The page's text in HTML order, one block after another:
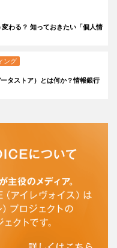
わる？ 知っておきたい「個人情
ング
タストア）とは何か？情報銀行